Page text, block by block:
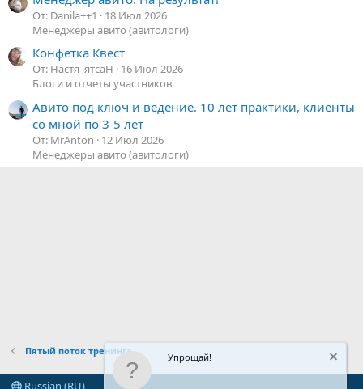
От: Danila++1
18 Июл 2026
Менеджеры авито (авитологи)
Конфетка Квест
От: Настя_ятсаН
16 Июл 2026
Блоги и отчеты участников
Авито под ключ и ведение. 10 лет практики, клиенты
со мной по 3-5 лет
От: MrAnton
12 Июл 2026
Менеджеры авито (авитологи)
Пятый поток тренинга.
Russian (RU)
Упрощай!